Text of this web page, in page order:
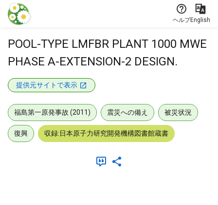
本文に飛ぶ
ヘルプEnglish
POOL-TYPE LMFBR PLANT 1000 MWE
PHASE A-EXTENSION-2 DESIGN.
提供元サイトで表示
福島第一原発事故 (2011) 震災への備え 被災状況
復興 収録:日本原子力研究開発機構図書館蔵書